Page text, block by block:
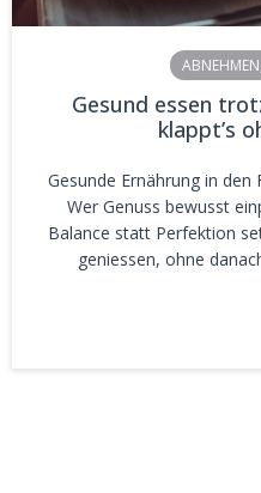
ABNEHMEN
Gesund essen
klappt’s
Gesunde Ernährung in
Wer Genuss bewusst
Balance statt Perfektion
geniessen, ohne